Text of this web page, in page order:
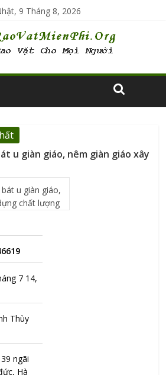
9 Tháng 8, 2026
u giàn giáo, nêm giàn giáo xây
7 14,
Thùy
ngãi
Hà